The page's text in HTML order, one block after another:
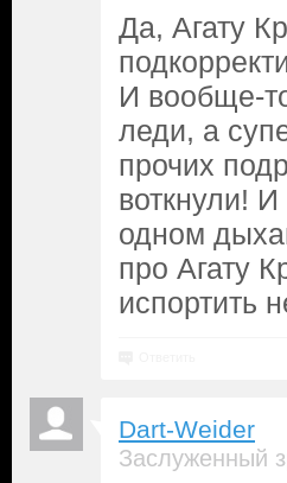
Да, Агату
И вообще-
леди, а
прочих
воткнули!
одном
про Агату
испортить
Dart-Weider
Заслуженный